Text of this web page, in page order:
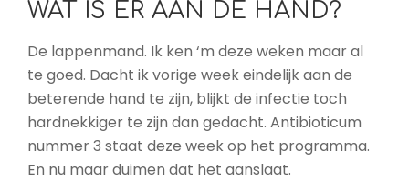
WAT IS ER AAN DE HAND?
De lappenmand. Ik ken ‘m deze weken maar al
te goed. Dacht ik vorige week eindelijk aan de
beterende hand te zijn, blijkt de infectie toch
hardnekkiger te zijn dan gedacht. Antibioticum
nummer 3 staat deze week op het programma.
En nu maar duimen dat het aanslaat.